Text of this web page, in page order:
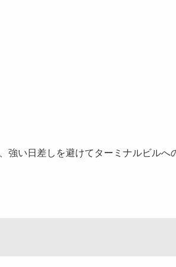
強い日差しを避けてターミナルビルへ